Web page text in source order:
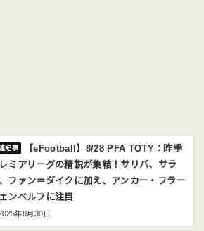
【eFootball】8/28 PFA TOTY：昨季
ミアリーグの精鋭が集結！サリバ、サラ
ファン＝ダイクに加え、アンカー・フラー
ンベルフに注目
年8月30日